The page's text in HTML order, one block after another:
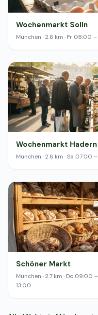
Wochenmarkt Solln
München · 2.6 km · Fr 08:00
Wochenmarkt Hadern
München · 2.6 km · Sa 07:00
Schöner Markt
München · 2.7 km · Do
13:00